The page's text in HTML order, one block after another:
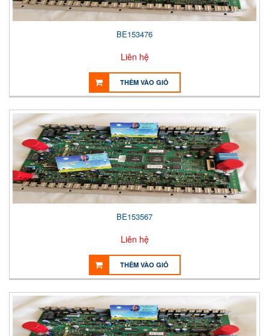
BE153476
Liên hệ
THÊM VÀO GIỎ
BE153567
Liên hệ
THÊM VÀO GIỎ